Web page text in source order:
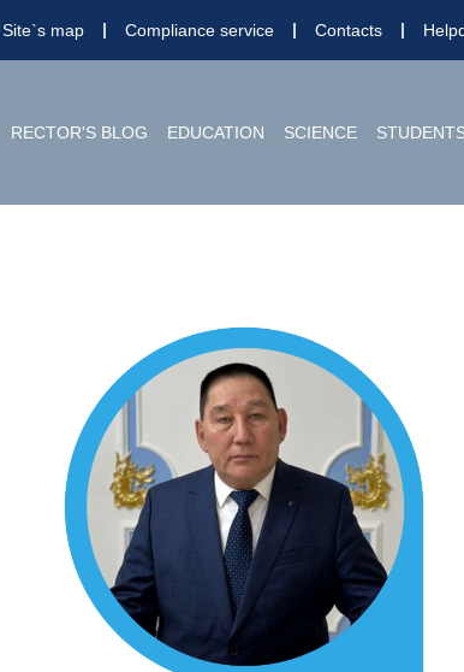
Site`s map Compliance service Contacts
RECTOR'S BLOG EDUCATION SCIENCE